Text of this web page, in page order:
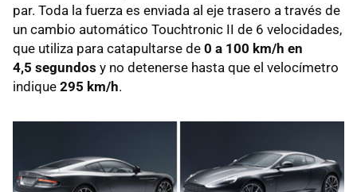
par. Toda la fuerza es enviada al eje trasero a través de
un cambio automático Touchtronic II de 6 velocidades,
que utiliza para catapultarse de 0 a 100 km/h en
4,5 segundos y no detenerse hasta que el velocímetro
indique 295 km/h.